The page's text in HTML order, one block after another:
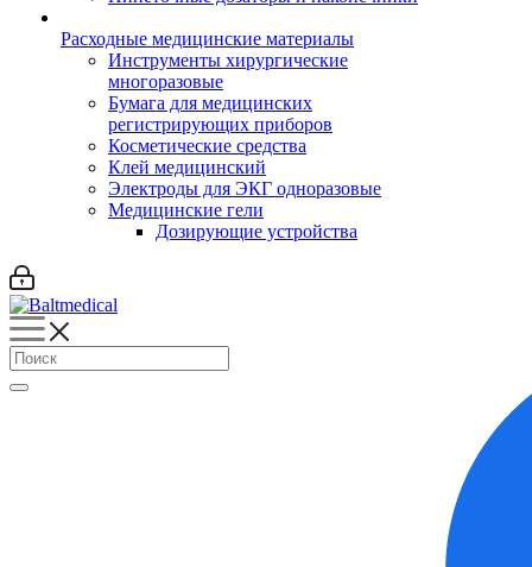
Расходные медицинские материалы
Инструменты хирургические
многоразовые
Бумага для медицинских
регистрирующих приборов
Косметические средства
Клей медицинский
Электроды для ЭКГ одноразовые
Медицинские гели
Дозирующие устройства